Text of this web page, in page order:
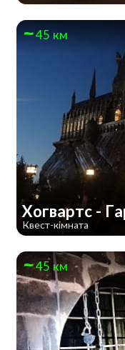
45 км
Хогвартс -
Квест-кімната
45 км